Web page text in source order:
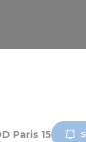
Paris 15